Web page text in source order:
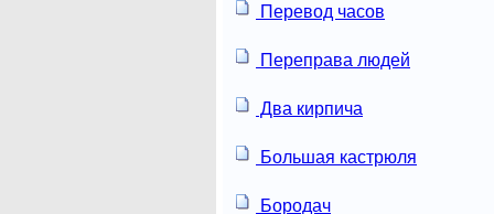
Перевод часов
Переправа людей
Два кирпича
Большая кастрюля
Бородач